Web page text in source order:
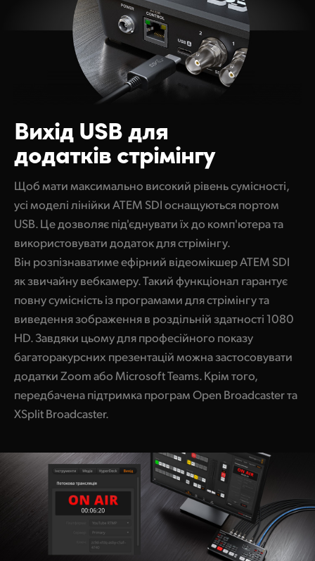
Вихід USB для
додатків стрімінгу
Щоб мати максимально високий рівень сумісності,
усі моделі лінійки ATEM SDI оснащуються портом
USB. Це дозволяє під'єднувати їх до комп'ютера та
використовувати додаток для стрімінгу.
Він розпізнаватиме ефірний відеомікшер ATEM SDI
як звичайну вебкамеру. Такий функціонал гарантує
повну сумісність із програмами для стрімінгу та
виведення зображення в роздільній здатності 1080
HD. Завдяки цьому для професійного показу
багаторакурсних презентацій можна застосовувати
додатки Zoom або Microsoft Teams. Крім того,
передбачена підтримка програм Open Broadcaster та
XSplit Broadcaster.